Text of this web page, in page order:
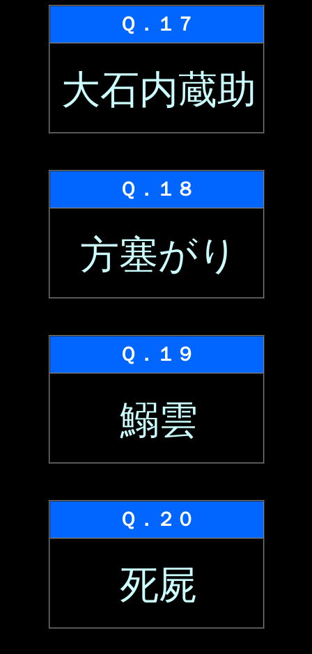
Ｑ．１７
大石内蔵助
Ｑ．１８
方塞がり
Ｑ．１９
鰯雲
Ｑ．２０
死屍